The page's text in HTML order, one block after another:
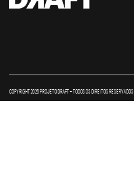
COPYRIGHT 2026 PROJETO DRAFT – TODOS OS DIREITOS RESERVADOS